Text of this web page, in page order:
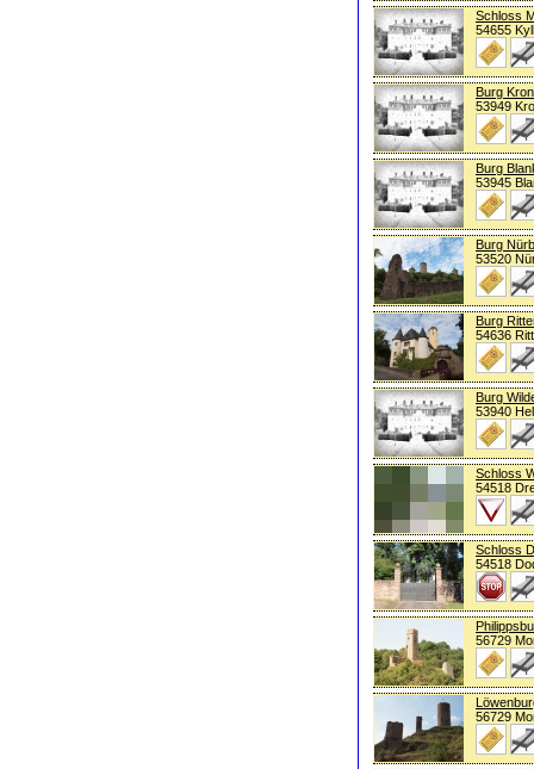
Schloss
54655
Burg
53949
Burg
53945
Burg
53520
Burg
54636
Burg
53940
Schloss
54518
Schloss
54518
56729
56729